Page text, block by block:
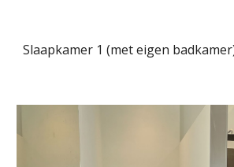
Slaapkamer 1 (met eigen